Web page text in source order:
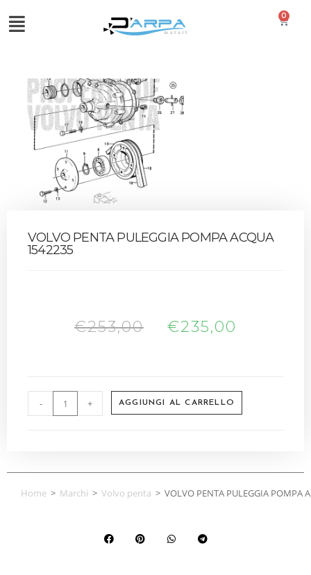
0
VOLVO PENTA PULEGGIA POMPA ACQUA
1542235
€253,00 €235,00
- + AGGIUNGI AL CARRELLO
Home > Marchi > Volvo penta > VOLVO PENTA PULEGGIA POMPA